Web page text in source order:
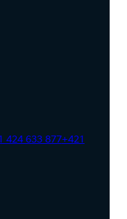
424 633 877+421